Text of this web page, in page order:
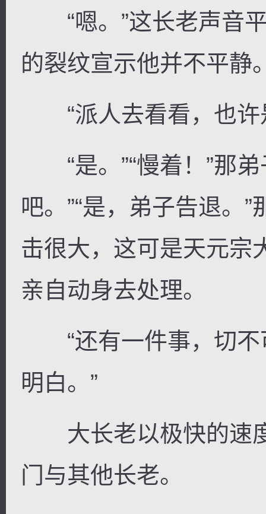
“嗯。”这长老声音平
的裂纹宣示他并不平静
“派人去看看，也许
“是。”“慢着！”那弟
吧。”“是，弟子告退。
击很大，这可是天元宗
亲自动身去处理。
“还有一件事，切不
明白。”
大长老以极快的速
门与其他长老。